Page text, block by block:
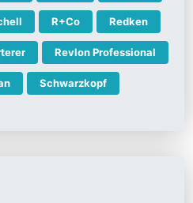
R+Co Redken
Revlon Professional
Schwarzkopf